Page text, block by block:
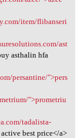
item/flibanseri
ast
asthalin hfa
persantine/">pers
">prometriu
tadalista-
active best price</a>